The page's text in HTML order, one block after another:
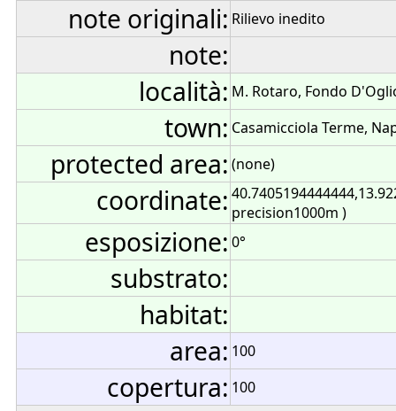
note originali: Rilievo inedito
note:
località: M. Rotaro, Fondo
town: Casamicciola Terme,
protected area: (none)
coordinate: precision1000m )
esposizione: 0°
substrato:
habitat:
area: 100
copertura: 100